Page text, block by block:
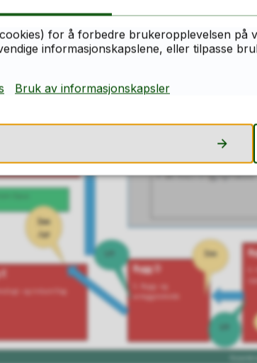
for å forbedre brukeropplevelsen på
informasjonskapslene, eller tilpasse
Bruk av informasjonskapsler